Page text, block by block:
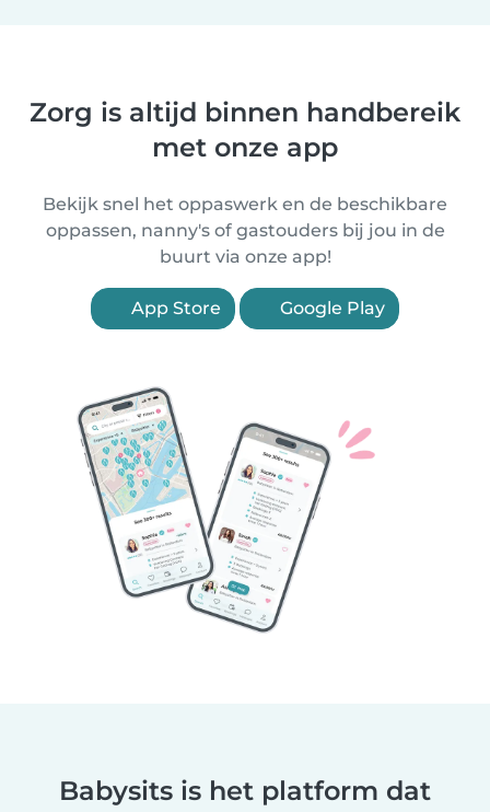
Zorg is altijd binnen handbereik
met onze app
Bekijk snel het oppaswerk en de beschikbare
oppassen, nanny's of gastouders bij jou in de
buurt via onze app!
App Store Google Play
Babysits is het platform dat